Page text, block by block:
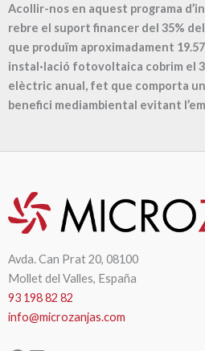
Acollir-nos en aquest programa
rebre el suport financer del 35%
que produïm aproximadament
instal·lació fotovoltaica cobrim el
elèctric anual, fet que comporta
benefici mediambiental evitant
Avda. Can Prat 20, 08100
Mollet del Valles, España
93 198 82 82
info@microzanjas.com